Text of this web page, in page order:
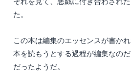
た。
この本は編集のエッセンスが書か
本を読もうとする過程が編集なの
だったようだ。